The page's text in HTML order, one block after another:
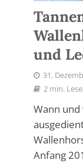
und
31.
2 min.
Wann
Anfang